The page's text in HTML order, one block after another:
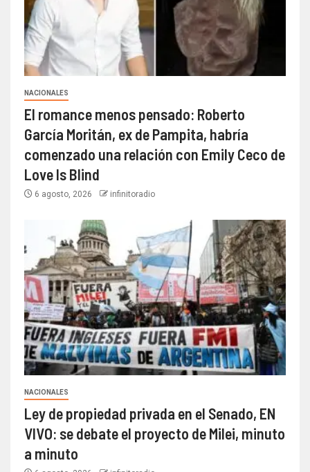
NACIONALES
El romance menos pensado: Roberto
García Moritán, ex de Pampita, habría
comenzado una relación con Emily Ceco de
Love Is Blind
6 agosto, 2026 infinitoradio
NACIONALES
Ley de propiedad privada en el Senado, EN
VIVO: se debate el proyecto de Milei, minuto
a minuto